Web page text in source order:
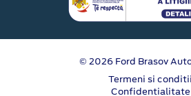
© 2026 Ford Brasov
Termeni si conditii
Confidentialitate